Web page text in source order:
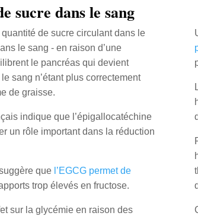
sucre dans le sang
de sucre circulant dans le
le sang - en raison d’une
le pancréas qui devient
sang n’étant plus correctement
de graisse.
indique que l’épigallocatéchine
un rôle important dans la réduction
que l’EGCG permet de
trop élevés en fructose.
sur la glycémie en raison des